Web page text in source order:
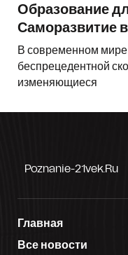
Образование
Саморазвитие
В современном
беспрецедентной
изменяющиеся
Poznanie-21vek.ru
Главная
Все новости